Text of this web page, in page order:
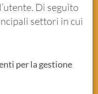
Di seguito
settori in cui
per la gestione